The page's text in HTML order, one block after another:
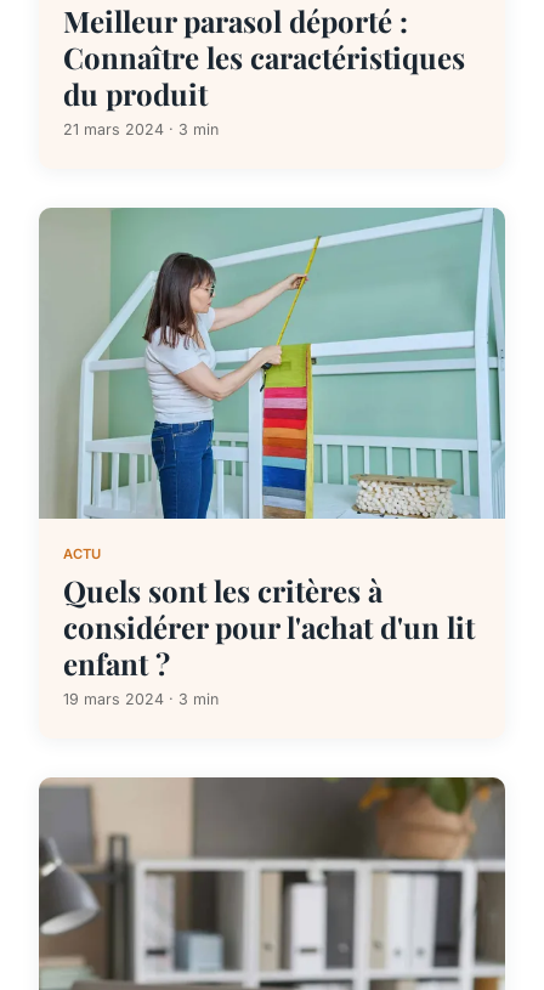
Meilleur parasol déporté :
Connaître les caractéristiques
du produit
21 mars 2024 · 3 min
ACTU
Quels sont les critères à
considérer pour l'achat d'un lit
enfant ?
19 mars 2024 · 3 min